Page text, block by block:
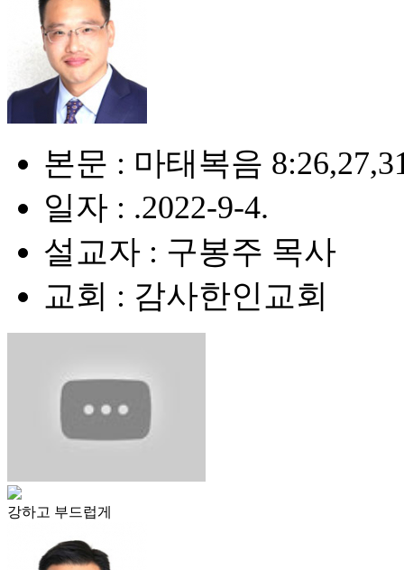
본문 : 마태복음
일자 : .2022-9-4.
설교자 : 구봉주 목사
교회 : 감사한인교회
강하고 부드럽게